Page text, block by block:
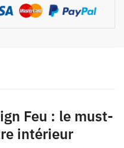
Feu : le must-
intérieur